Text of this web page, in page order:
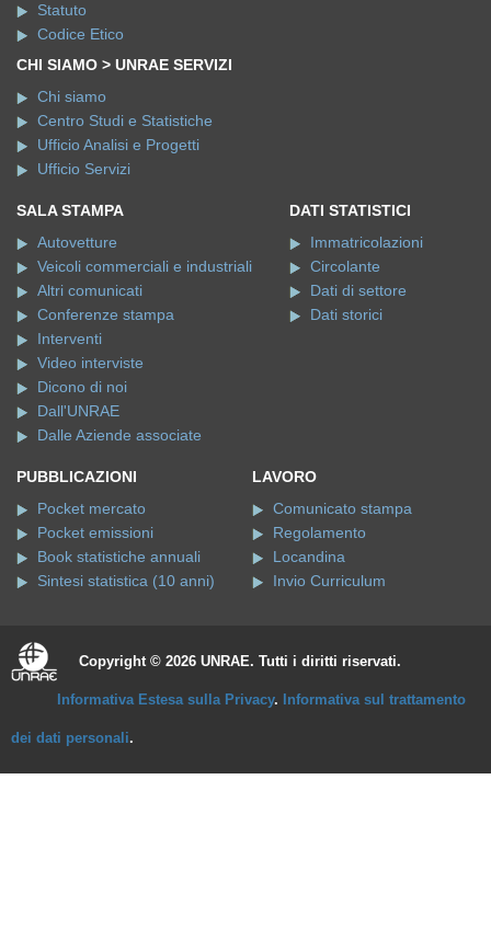
Statuto
Codice Etico
CHI SIAMO > UNRAE SERVIZI
Chi siamo
Centro Studi e Statistiche
Ufficio Analisi e Progetti
Ufficio Servizi
SALA STAMPA
Autovetture
Veicoli commerciali e industriali
Altri comunicati
Conferenze stampa
Interventi
Video interviste
Dicono di noi
Dall'UNRAE
Dalle Aziende associate
DATI STATISTICI
Immatricolazioni
Circolante
Dati di settore
Dati storici
PUBBLICAZIONI
Pocket mercato
Pocket emissioni
Book statistiche annuali
Sintesi statistica (10 anni)
LAVORO
Comunicato stampa
Regolamento
Locandina
Invio Curriculum
Copyright © 2026 UNRAE. Tutti i diritti riservati.
Informativa Estesa sulla Privacy. Informativa sul trattamento
dei dati personali.